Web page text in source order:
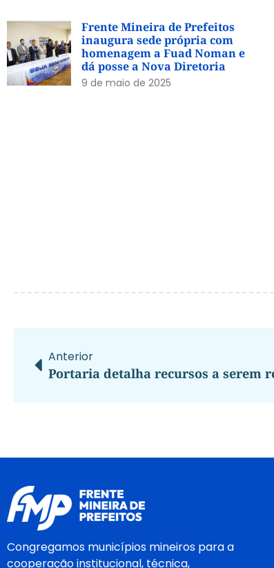
Frente Mineira de Prefeitos
inaugura sede própria com
homenagem a Fuad Noman e
dá posse a Nova Diretoria
9 de maio de 2025
Anterior
Congregamos municípios mineiros para a
cooperação institucional, técnica,